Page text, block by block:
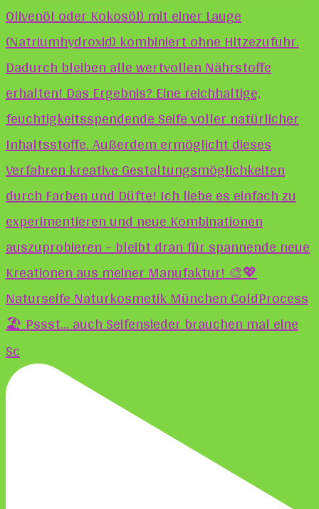
🏖️ Pssst... auch Seifensieder brauchen mal eine
Sc